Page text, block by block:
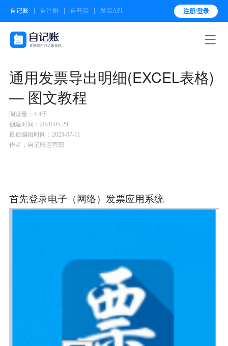
自记账 自注册 自开票 发票API 注册/登录

通用发票导出明细(EXCEL表格)
— 图文教程
阅读量：4.4千
创建时间：2020-05-29
最后编辑时间：2023-07-11
作者：自记账运营部
首先登录电子（网络）发票应用系统